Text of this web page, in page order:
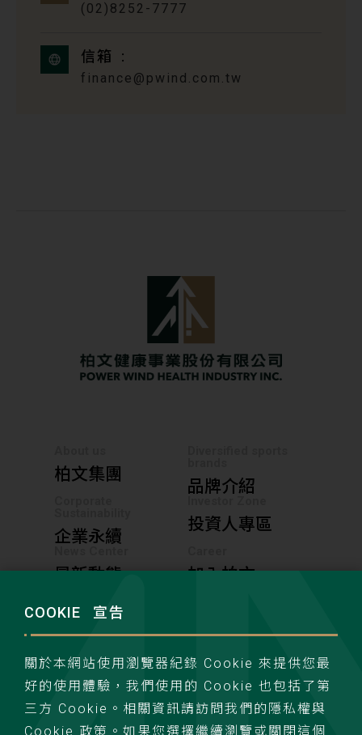
(02)8252-7777
信箱
finance@pwind.com.tw
柏文集團
品牌介紹
企業永續
投資人專區
最新動態 加入柏文
COOKIE 宣告
關於本網站使用瀏覽器紀錄 Cookie 來提供您最
好的使用體驗，我們使用的 Cookie 也包括了第
三方 Cookie。相關資訊請訪問我們的隱私權與
Cookie 政策。如果您選擇繼續瀏覽或關閉這個